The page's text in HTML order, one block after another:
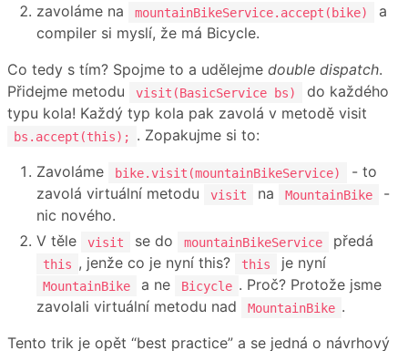
zavoláme na
mountainBikeService.accept(bike)
a
compiler si myslí, že má Bicycle.
Co tedy s tím? Spojme to a udělejme double dispatch.
Přidejme metodu
visit(BasicService bs)
do každého
typu kola! Každý typ kola pak zavolá v metodě visit
bs.accept(this);
. Zopakujme si to:
Zavoláme
bike.visit(mountainBikeService)
- to
zavolá virtuální metodu
visit na MountainBike
-
nic nového.
V těle
visit se do mountainBikeService předá
this , jenže co je nyní this? this je nyní
MountainBike a ne Bicycle . Proč? Protože jsme
zavolali virtuální metodu nad
MountainBike .
Tento trik je opět “best practice” a se jedná o návrhový